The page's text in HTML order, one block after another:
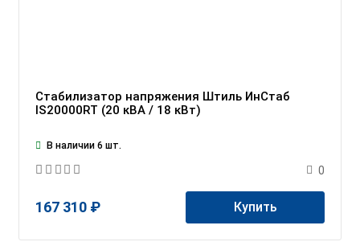
Стабилизатор напряжения Штиль ИнСтаб
IS20000RT (20 кВА / 18 кВт)
В наличии 6 шт.
0
167 310 ₽ Купить